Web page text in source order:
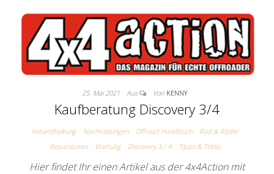
25. Mai 2021 Aus Von KENNY
Kaufberatung Discovery 3/4
Instandhaltung Nachrüstungen Offroad Handbuch
Rad & Räder
Reparaturen
Wartung Discovery 3 / 4 Tipps & Tricks
Hier findet Ihr einen Artikel aus der 4x4Action mit